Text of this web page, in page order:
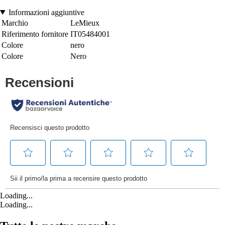
Informazioni aggiuntive
Marchio
LeMieux
Riferimento fornitore IT05484001
Colore
nero
Colore
Nero
Loading...
Loading...